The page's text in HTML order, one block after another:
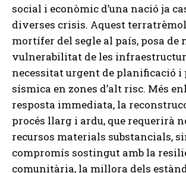
social i econòmic d’una nació ja
diverses crisis. Aquest
mortífer del segle al país, posa de
vulnerabilitat de les
necessitat urgent de planificació i
sísmica en zones d’alt risc. Més
resposta immediata, la
procés llarg i ardu, que requerirà
recursos materials substancials,
compromís sostingut amb la
comunitària, la millora dels